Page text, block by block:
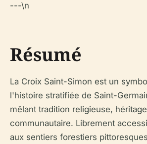
---\n
Résumé
La Croix Saint-Simon est un
l'histoire stratifiée de Saint-
mêlant tradition religieuse,
communautaire. Librement
aux sentiers forestiers